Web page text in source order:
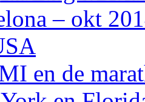
– okt
en de